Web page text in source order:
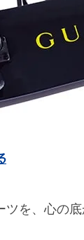
を、心の